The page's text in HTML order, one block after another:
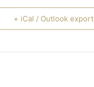
+ iCal / Outlook export